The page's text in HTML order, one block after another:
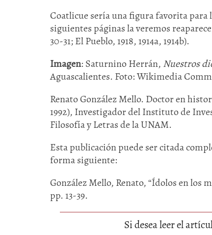
Coatlicue sería una figura favorita para
siguientes páginas la veremos
30-31; El Pueblo, 1918, 1914a, 1914b).
Imagen: Saturnino Herrán, Nuestros
Aguascalientes. Foto: Wikimedia
Renato González Mello. Doctor en
1992), Investigador del Instituto de
Filosofía y Letras de la UNAM.
Esta publicación puede ser citada
forma siguiente:
González Mello, Renato, “Ídolos en los
pp. 13-39.
Si desea leer el